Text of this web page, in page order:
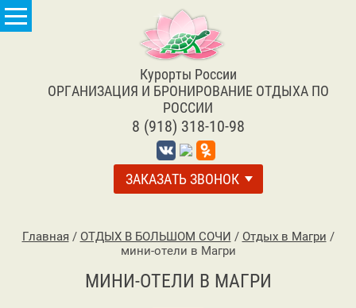
Курорты России
ОРГАНИЗАЦИЯ И БРОНИРОВАНИЕ ОТДЫХА ПО
РОССИИ
8 (918) 318-10-98
ЗАКАЗАТЬ ЗВОНОК
Главная / ОТДЫХ В БОЛЬШОМ СОЧИ / Отдых в Магри /
мини-отели в Магри
МИНИ-ОТЕЛИ В МАГРИ